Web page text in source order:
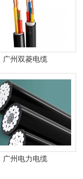
广州双菱电缆
广州电力电缆